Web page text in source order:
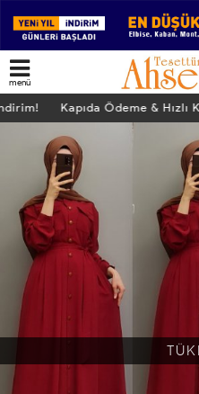
menü
Kapıda Ödeme & Hızlı